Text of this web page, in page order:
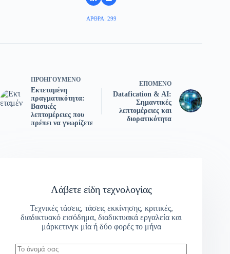
ΆΡΘΡΑ: 299
ΠΡΟΗΓΟΎΜΕΝΟ
Εκτεταμένη
πραγματικότητα:
Βασικές
λεπτομέρειες που
πρέπει να γνωρίζετε
ΕΠΌΜΕΝΟ
Datafication & AI:
Σημαντικές
λεπτομέρειες και
διορατικότητα
Λάβετε είδη τεχνολογίας
Τεχνικές τάσεις, τάσεις εκκίνησης, κριτικές,
διαδικτυακό εισόδημα, διαδικτυακά εργαλεία και
μάρκετινγκ μία ή δύο φορές το μήνα